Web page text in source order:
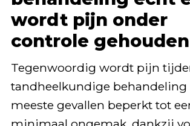
wordt pijn onder
controle gehouden
Tegenwoordig wordt pijn
tandheelkundige behandeling
meeste gevallen beperkt tot